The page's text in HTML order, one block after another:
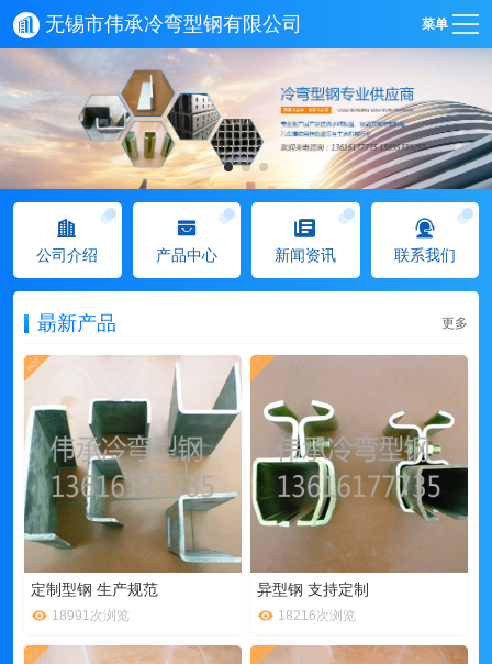
无锡市伟承冷弯型钢有限公司 菜单
公司介绍 产品中心 新闻资讯 联系我们
朂新产品 更多
定制型钢 生产规范
18991次浏览
异型钢 支持定制
18216次浏览